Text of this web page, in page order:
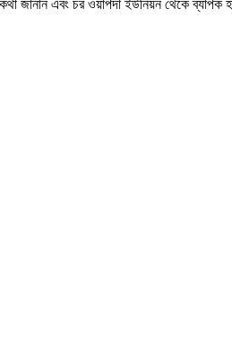
জানান এবং চর ওয়াপদা ইউনিয়ন থেকে